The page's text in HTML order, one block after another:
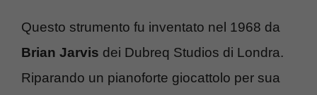
Questo strumento fu inventato nel 1968 da
Brian Jarvis dei Dubreq Studios di Londra.
Riparando un pianoforte giocattolo per sua